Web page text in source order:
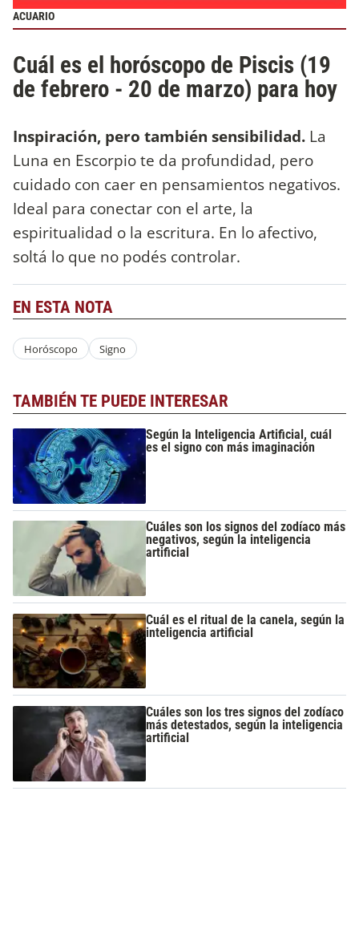
ACUARIO
Cuál es el horóscopo de Piscis (19
de febrero - 20 de marzo) para hoy
Inspiración, pero también sensibilidad. La
Luna en Escorpio te da profundidad, pero
cuidado con caer en pensamientos negativos.
Ideal para conectar con el arte, la
espiritualidad o la escritura. En lo afectivo,
soltá lo que no podés controlar.
EN ESTA NOTA
Horóscopo Signo
TAMBIÉN TE PUEDE INTERESAR
Según la Inteligencia Artificial, cuál
es el signo con más imaginación
Cuáles son los signos del zodíaco más
negativos, según la inteligencia
artificial
Cuál es el ritual de la canela, según la
inteligencia artificial
Cuáles son los tres signos del zodíaco
más detestados, según la inteligencia
artificial